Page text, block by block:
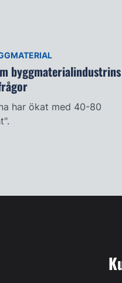
byggmaterialindustrins
har ökat med 40-80